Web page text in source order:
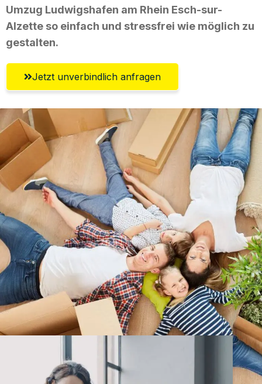
Umzug Ludwigshafen am Rhein Esch-sur-
Alzette so einfach und stressfrei wie möglich zu
gestalten.
Jetzt unverbindlich anfragen